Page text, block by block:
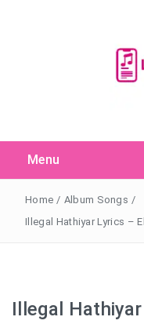
Menu
Search
for:Home / Album Songs /
Illegal Hathiyar Lyrics –
Illegal